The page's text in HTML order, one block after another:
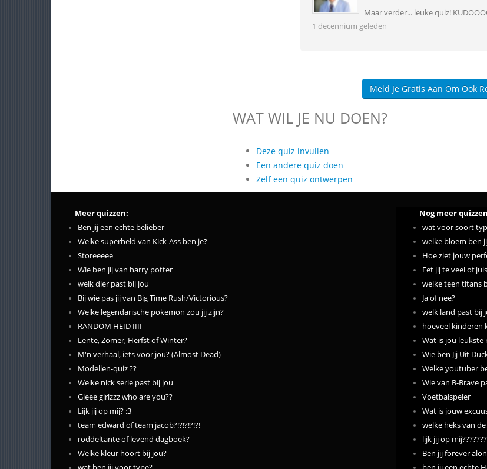
Maar verder... leuke quiz!
1 decennium geleden
Meld Je Gratis Aan Om Ook
WAT WIL JE NU DOEN?
Deze quiz invullen
Een andere quiz doen
Zelf een quiz ontwerpen
Meer quizzen:
Ben jij een echte belieber
Welke superheld van Kick-Ass ben je?
Storeeeee
Wie ben jij van harry potter
welk dier past bij jou
Bij wie pas jij van Big Time Rush/Victorious?
Welke legendarische pokemon zou jij zijn?
RANDOM HEID IIII
Lente, Zomer, Herfst of Winter?
M'n verhaal, iets voor jou? (Almost Dead)
Modellen-quiz ??
Welke nick serie past bij jou
Gleee girlzzz who are you??
Lijk jij op mij? :3
team edward of team jacob?!?!?!?!?!
roddeltante of levend dagboek?
Welke kleur hoort bij jou?
Nog meer
wat voor soort
welke bloem ben
Hoe ziet jouw
Eet jij te veel of
welke teen titans
Ja of nee?
welk land past bij
hoeveel kinderen
Wat is jou leukste
Wie ben Jij Uit
Welke youtuber
Wie van B-Brave
Voetbalspeler
Wat is jouw
welke heks van
lijk jij op
Ben jij forever